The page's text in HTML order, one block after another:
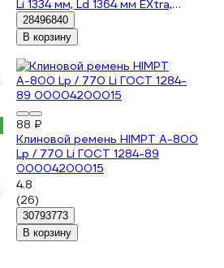
Li 1334 мм, Ld 1364 мм EXtra,
A52.5SANEX
28496840
В корзину
88 ₽
Клиновой ремень HIMPT А-800
Lp / 770 Li ГОСТ 1284-89
00004200015
4.8
(26)
30793773
В корзину